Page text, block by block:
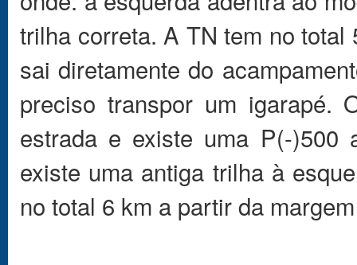
trilha correta. A TN tem no
sai diretamente do
preciso transpor um
estrada e existe uma P(-
existe uma antiga trilha à
no total 6 km a partir da